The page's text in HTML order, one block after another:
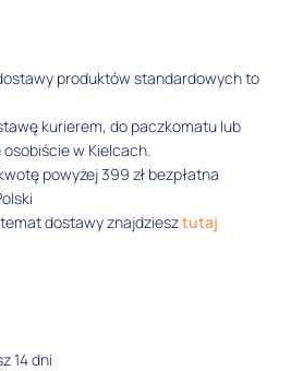
produktów standardowych to
kurierem, do paczkomatu lub
w Kielcach.
powyżej 399 zł bezpłatna
dostawy znajdziesztutaj
14 dni